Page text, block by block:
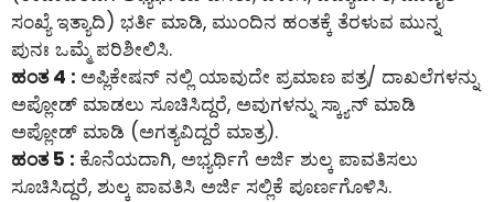
ಸಂಖ್ಯೆ ಇತ್ಯಾದಿ) ಭರ್ತಿ ಮಾಡಿ, ಮುಂದಿನ ಹಂತಕ್ಕೆ ತೆರಳುವ ಮುನ್ನ
ಪುನಃ ಒಮ್ಮೆ ಪರಿಶೀಲಿಸಿ.
ಹಂತ 4 : ಅಪ್ಲಿಕೇಷನ್ ನಲ್ಲಿ ಯಾವುದೇ ಪ್ರಮಾಣ ಪತ್ರ/ ದಾಖಲೆಗಳನ್ನು
ಅಪ್ಲೋಡ್ ಮಾಡಲು ಸೂಚಿಸಿದ್ದರೆ, ಅವುಗಳನ್ನು ಸ್ಕ್ಯಾನ್ ಮಾಡಿ
ಅಪ್ಲೋಡ್ ಮಾಡಿ (ಅಗತ್ಯವಿದ್ದರೆ ಮಾತ್ರ).
ಹಂತ 5 : ಕೊನೆಯದಾಗಿ, ಅಭ್ಯರ್ಥಿಗೆ ಅರ್ಜಿ ಶುಲ್ಕ ಪಾವತಿಸಲು
ಸೂಚಿಸಿದ್ದರೆ, ಶುಲ್ಕ ಪಾವತಿಸಿ ಅರ್ಜಿ ಸಲ್ಲಿಕೆ ಪೂರ್ಣಗೊಳಿಸಿ.